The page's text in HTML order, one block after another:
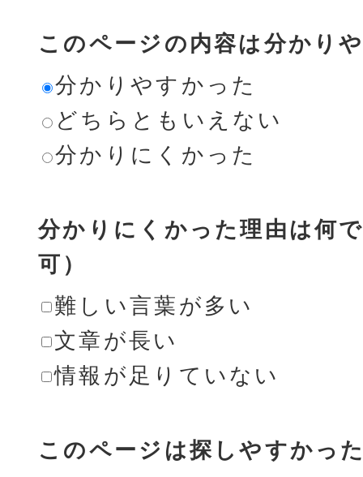
このページの内容は分かり
分かりやすかった
どちらともいえない
分かりにくかった
分かりにくかった理由は何
可）
難しい言葉が多い
文章が長い
情報が足りていない
このページは探しやすかっ